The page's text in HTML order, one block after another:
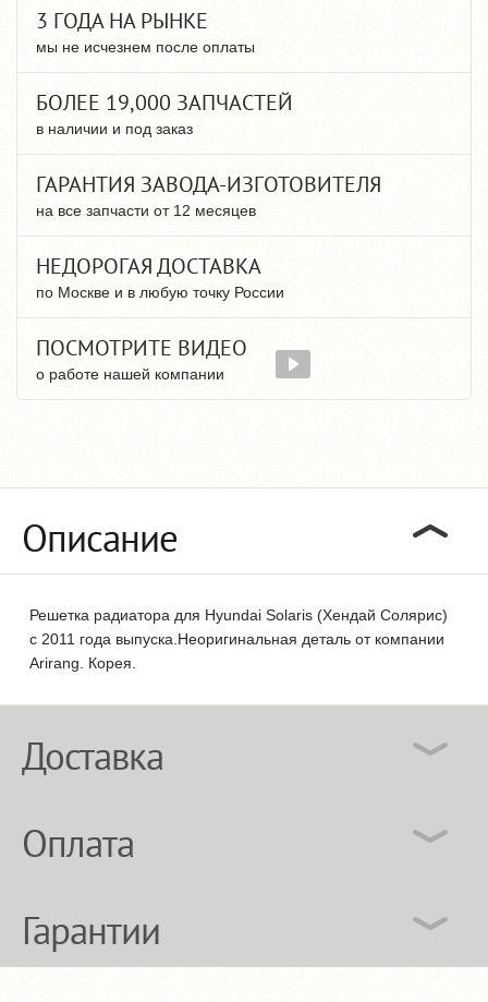
3 ГОДА НА РЫНКЕ
мы не исчезнем после оплаты
БОЛЕЕ 19,000 ЗАПЧАСТЕЙ
в наличии и под заказ
ГАРАНТИЯ ЗАВОДА-ИЗГОТОВИТЕЛЯ
на все запчасти от 12 месяцев
НЕДОРОГАЯ ДОСТАВКА
по Москве и в любую точку России
ПОСМОТРИТЕ ВИДЕО
о работе нашей компании
Описание
Решетка радиатора для Hyundai Solaris (Хендай Солярис)
с 2011 года выпуска.Неоригинальная деталь от компании
Arirang. Корея.
Доставка
Оплата
Гарантии